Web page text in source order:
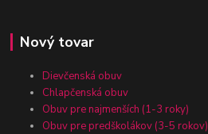
Nový tovar
Dievčenská obuv
Chlapčenská obuv
Obuv pre najmenších (1-3 roky)
Obuv pre predškolákov (3-5 rokov)